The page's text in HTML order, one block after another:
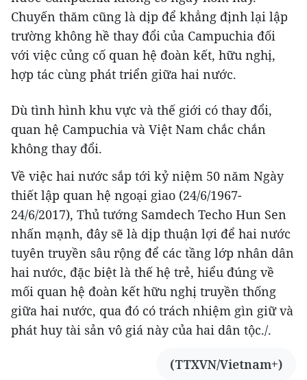
Chuyến thăm cũng là dịp để khẳng định lại lập
trường không hề thay đổi của Campuchia đối
với việc củng cố quan hệ đoàn kết, hữu nghị,
hợp tác cùng phát triển giữa hai nước.
Dù tình hình khu vực và thế giới có thay đổi,
quan hệ Campuchia và Việt Nam chắc chắn
không thay đổi.
Về việc hai nước sắp tới kỷ niệm 50 năm Ngày
thiết lập quan hệ ngoại giao (24/6/1967-
24/6/2017), Thủ tướng Samdech Techo Hun Sen
nhấn mạnh, đây sẽ là dịp thuận lợi để hai nước
tuyên truyền sâu rộng để các tầng lớp nhân dân
hai nước, đặc biệt là thế hệ trẻ, hiểu đúng về
mối quan hệ đoàn kết hữu nghị truyền thống
giữa hai nước, qua đó có trách nhiệm gìn giữ và
phát huy tài sản vô giá này của hai dân tộc./.
(TTXVN/Vietnam+)